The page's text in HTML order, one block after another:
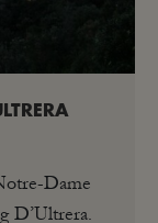
Dame
D’Ultrera.